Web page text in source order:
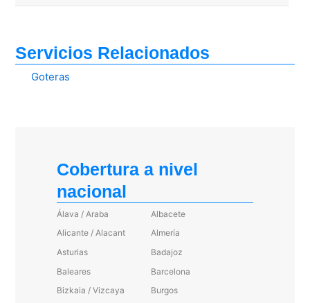
Servicios Relacionados
Goteras
Cobertura a nivel
nacional
Álava / Araba
Albacete
Alicante / Alacant
Almería
Asturias
Badajoz
Baleares
Barcelona
Bizkaia / Vizcaya
Burgos